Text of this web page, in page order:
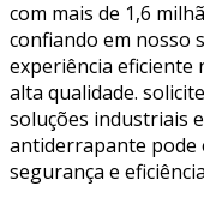
com mais de 1,6
confiando em nosso
experiência eficiente
alta qualidade.
soluções industriais
antiderrapante pode
segurança e